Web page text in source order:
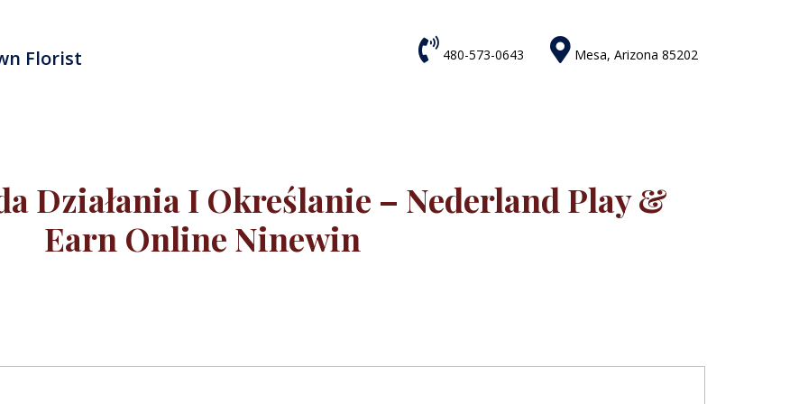
Florist  480-573-0643  Mesa, Arizona 85202
Działania I Określanie – Nederland Play &
Earn Online Ninewin